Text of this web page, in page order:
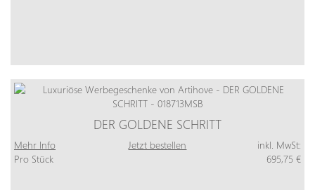
DER GOLDENE SCHRITT
Mehr Info Jetzt bestellen
inkl. MwSt:
Pro Stück
695,75 €